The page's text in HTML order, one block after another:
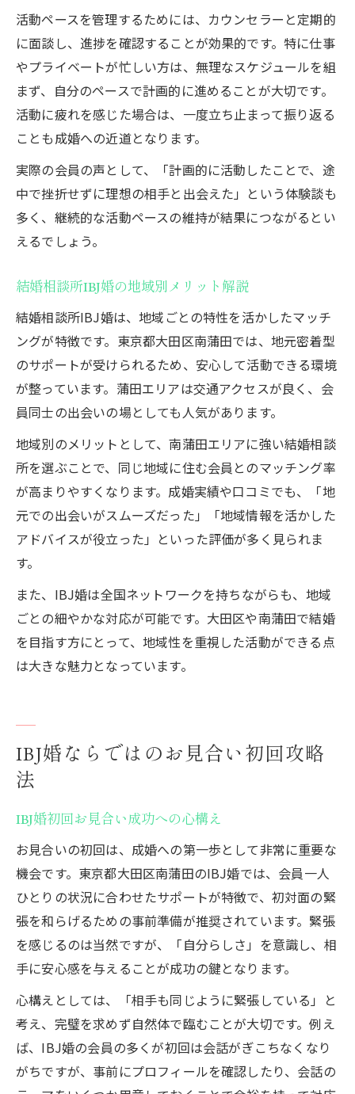
活動ペースを管理するためには、カウンセラーと定期的
に面談し、進捗を確認することが効果的です。特に仕事
やプライベートが忙しい方は、無理なスケジュールを組
まず、自分のペースで計画的に進めることが大切です。
活動に疲れを感じた場合は、一度立ち止まって振り返る
ことも成婚への近道となります。
実際の会員の声として、「計画的に活動したことで、途
中で挫折せずに理想の相手と出会えた」という体験談も
多く、継続的な活動ペースの維持が結果につながるとい
えるでしょう。
結婚相談所IBJ婚の地域別メリット解説
結婚相談所IBJ婚は、地域ごとの特性を活かしたマッチ
ングが特徴です。東京都大田区南蒲田では、地元密着型
のサポートが受けられるため、安心して活動できる環境
が整っています。蒲田エリアは交通アクセスが良く、会
員同士の出会いの場としても人気があります。
地域別のメリットとして、南蒲田エリアに強い結婚相談
所を選ぶことで、同じ地域に住む会員とのマッチング率
が高まりやすくなります。成婚実績や口コミでも、「地
元での出会いがスムーズだった」「地域情報を活かした
アドバイスが役立った」といった評価が多く見られま
す。
また、IBJ婚は全国ネットワークを持ちながらも、地域
ごとの細やかな対応が可能です。大田区や南蒲田で結婚
を目指す方にとって、地域性を重視した活動ができる点
は大きな魅力となっています。
IBJ婚ならではのお見合い初回攻略
法
IBJ婚初回お見合い成功への心構え
お見合いの初回は、成婚への第一歩として非常に重要な
機会です。東京都大田区南蒲田のIBJ婚では、会員一人
ひとりの状況に合わせたサポートが特徴で、初対面の緊
張を和らげるための事前準備が推奨されています。緊張
を感じるのは当然ですが、「自分らしさ」を意識し、相
手に安心感を与えることが成功の鍵となります。
心構えとしては、「相手も同じように緊張している」と
考え、完璧を求めず自然体で臨むことが大切です。例え
ば、IBJ婚の会員の多くが初回は会話がぎこちなくなり
がちですが、事前にプロフィールを確認したり、会話の